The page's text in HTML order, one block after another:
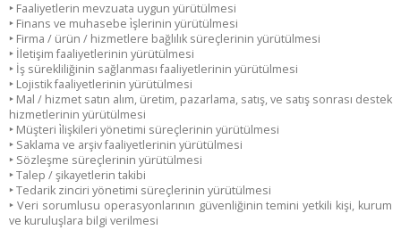
‣ Faaliyetlerin mevzuata uygun yürütülmesi
‣ Finans ve muhasebe i̇şlerinin yürütülmesi
‣ Firma / ürün / hizmetlere bağlılık süreçlerinin yürütülmesi
‣ İletişim faaliyetlerinin yürütülmesi
‣ İş sürekliliğinin sağlanması faaliyetlerinin yürütülmesi
‣ Lojistik faaliyetlerinin yürütülmesi
‣ Mal / hizmet satın alım, üretim, pazarlama, satış, ve satış sonrası destek
hizmetlerinin yürütülmesi
‣ Müşteri i̇lişkileri yönetimi süreçlerinin yürütülmesi
‣ Saklama ve arşiv faaliyetlerinin yürütülmesi
‣ Sözleşme süreçlerinin yürütülmesi
‣Talep / şikayetlerin takibi
‣Tedarik zinciri yönetimi süreçlerinin yürütülmesi
‣ Veri sorumlusu operasyonlarının güvenliğinin temini yetkili kişi, kurum
ve kuruluşlara bilgi verilmesi